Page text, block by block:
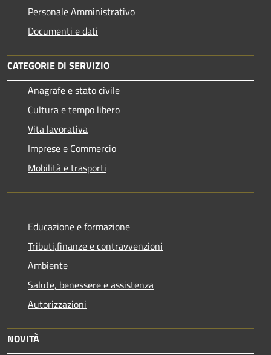
Personale Amministrativo
Documenti e dati
CATEGORIE DI SERVIZIO
Anagrafe e stato civile
Cultura e tempo libero
Vita lavorativa
Imprese e Commercio
Mobilità e trasporti
Educazione e formazione
Tributi,finanze e contravvenzioni
Ambiente
Salute, benessere e assistenza
Autorizzazioni
NOVITÀ